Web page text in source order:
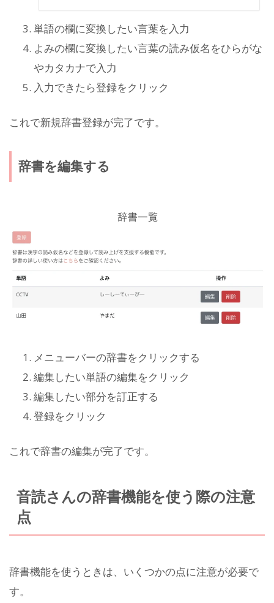
単語の欄に変換したい言葉を入力
よみの欄に変換したい言葉の読み仮名をひらがな
やカタカナで入力
入力できたら登録をクリック
これで新規辞書登録が完了です。
辞書を編集する
メニューバーの辞書をクリックする
編集したい単語の編集をクリック
編集したい部分を訂正する
登録をクリック
これで辞書の編集が完了です。
音読さんの辞書機能を使う際の注意
点
辞書機能を使うときは、いくつかの点に注意が必要で
す。